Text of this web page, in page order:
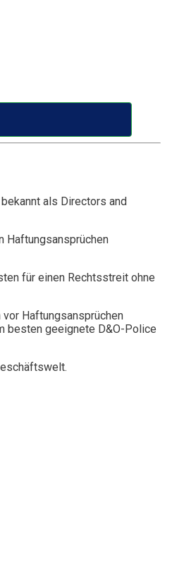
als Directors and
Haftungsansprüchen
für einen Rechtsstreit ohne
Haftungsansprüchen
besten geeignete D&O-Police